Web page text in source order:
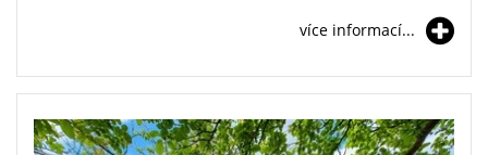
více informací...